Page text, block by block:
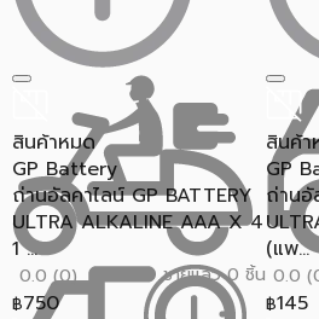
สินค้าหมด
GP Battery
ถ่านอัลคาไลน์ GP BATTERY
ULTRA ALKALINE AAA X 4
1 ...
0.0 (0) ขายแล้ว 0 ชิ้น
฿750
สินค้า
GP
ถ่านอั
(แพ...
0.0
฿145